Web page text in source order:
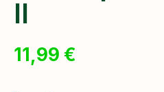
II
11,99 €